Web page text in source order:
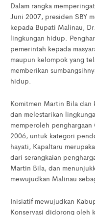
Dalam rangka
Juni 2007, presiden SBY
kepada Bupati Malinau,
lingkungan hidup.
pemerintah kepada
maupun kelompok yang
memberikan
hidup.
Komitmen Martin Bila dan
dan melestarikan
memperoleh
2006, untuk kategori
hayati, Kapaltaru
dari serangkaian
Martin Bila, dan
mewujudkan Malinau
Inisiatif mewujudkan
Konservasi didorong oleh